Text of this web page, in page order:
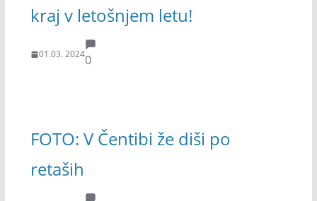
kraj v letošnjem letu!
01.03. 20240
FOTO: V Čentibi že diši po
retaših